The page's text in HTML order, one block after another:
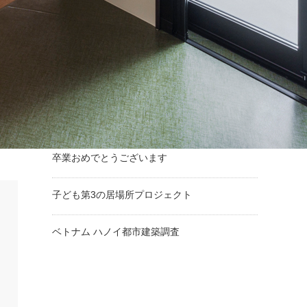
学生工房「MONO BASE」建築工事完成
岡田研卒業生 藤村圭央莉さん 卒業設計が各賞
受賞
卒業おめでとうございます
子ども第3の居場所プロジェクト
ベトナム ハノイ都市建築調査